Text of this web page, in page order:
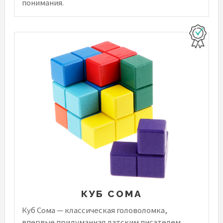
понимания.
КУБ СОМА
Куб Сома — классическая головоломка,